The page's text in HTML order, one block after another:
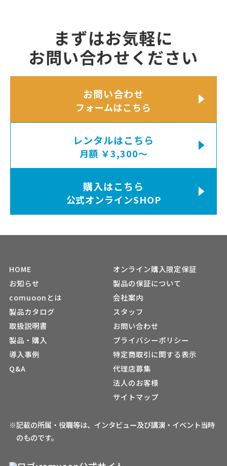
まずはお気軽に
お問い合わせください
お問い合わせ
フォームはこちら
レンタルはこちら
月額 ￥3,300〜
購入はこちら
公式オンラインSHOP
HOME
お知らせ
comuoonとは
製品カタログ
取扱説明書
製品・購入
導入事例
Q&A
オンライン購入限定保証
製品の保証について
会社案内
スタッフ
お問い合わせ
プライバシーポリシー
特定商取引に関する表示
代理店募集
法人のお客様
サイトマップ
※記載の所属・役職等は、インタビュー及び講演・イベント当時
のものです。